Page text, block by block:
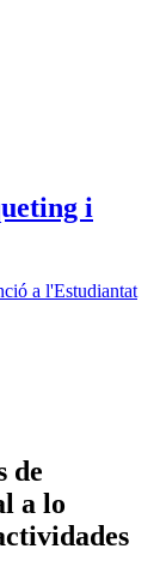
i
a l'Estudiantat
de
a lo